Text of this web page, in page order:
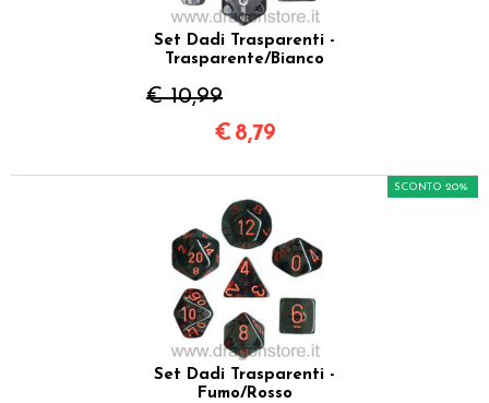
Set Dadi Trasparenti -
Trasparente/Bianco
€ 10,99
€ 8,79
Set Dadi Trasparenti -
Fumo/Rosso
SCONTO 20%